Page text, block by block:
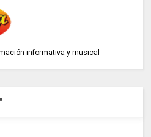
informativa y musical